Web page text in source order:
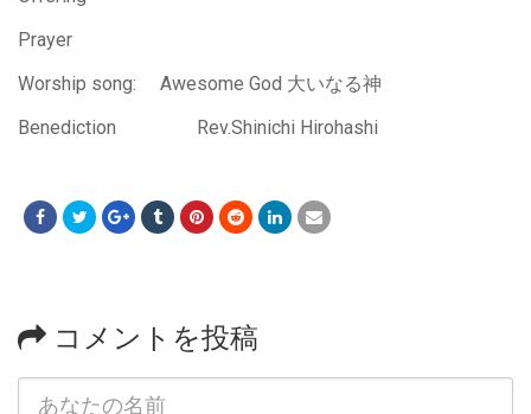
Prayer
Worship song: Awesome God 大いなる神
Benediction Rev.Shinichi Hirohashi
コメントを投稿